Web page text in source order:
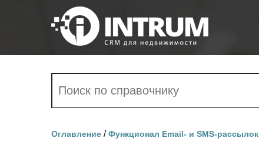
Оглавление /Функционал Email- и SMS-рассылок